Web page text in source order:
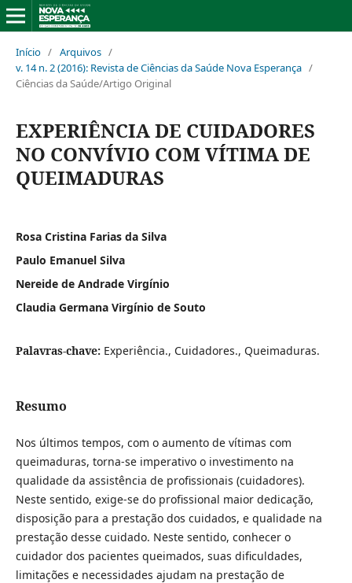
Início / Arquivos /
v. 14 n. 2 (2016): Revista de Ciências da Saúde Nova Esperança /
Ciências da Saúde/Artigo Original
EXPERIÊNCIA DE CUIDADORES
NO CONVÍVIO COM VÍTIMA DE
QUEIMADURAS
Rosa Cristina Farias da Silva
Paulo Emanuel Silva
Nereide de Andrade Virgínio
Claudia Germana Virgínio de Souto
Palavras-chave: Experiência., Cuidadores., Queimaduras.
Resumo
Nos últimos tempos, com o aumento de vítimas com
queimaduras, torna-se imperativo o investimento na
qualidade da assistência de profissionais (cuidadores).
Neste sentido, exige-se do profissional maior dedicação,
disposição para a prestação dos cuidados, e qualidade na
prestação desse cuidado. Neste sentido, conhecer o
cuidador dos pacientes queimados, suas dificuldades,
limitações e necessidades ajudam na prestação de